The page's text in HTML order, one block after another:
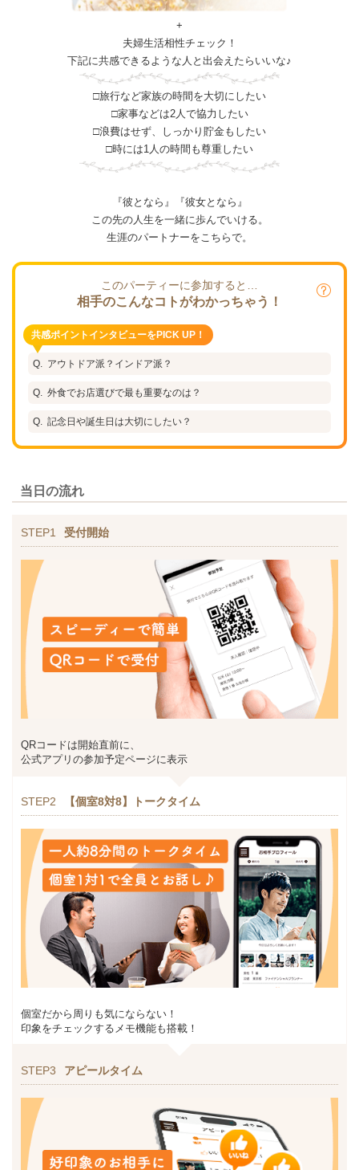
+
夫婦生活相性チェック！
下記に共感できるような人と出会えたらいいな♪
□旅行など家族の時間を大切にしたい
□家事などは2人で協力したい
□浪費はせず、しっかり貯金もしたい
□時には1人の時間も尊重したい
『彼となら』『彼女となら』
この先の人生を一緒に歩んでいける。
生涯のパートナーをこちらで。
このパーティーに参加すると…
相手のこんなコトがわかっちゃう！
共感ポイントインタビューをPICK UP！
アウトドア派？インドア派？
外食でお店選びで最も重要なのは？
記念日や誕生日は大切にしたい？
当日の流れ
STEP1 受付開始
QRコードは開始直前に、
公式アプリの参加予定ページに表示
STEP2 【個室8対8】トークタイム
個室だから周りも気にならない！
印象をチェックするメモ機能も搭載！
STEP3 アピールタイム